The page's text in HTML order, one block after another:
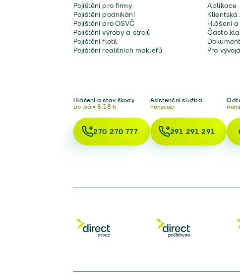
Pojištění pro firmy
Pojištění podnikání
Pojištění pro OSVČ
Pojištění výroby a strojů
Pojištění flotil
Pojištění realitních makléřů
Aplikace
Klientská
Hlášení
Často
Pro
Hlášení a stav škody
po-pá • 8-18 h
270 270 777
Asistenční služba
nonstop
291 291 291